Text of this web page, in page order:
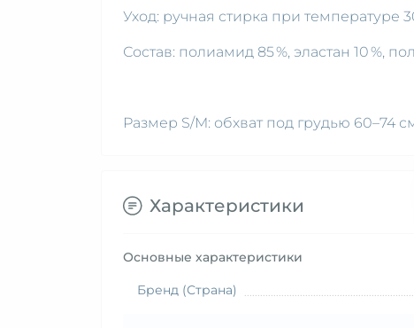
Уход: ручная стирка при температуре
Состав: полиамид 85 %, эластан 10 %,
Размер S/M: обхват под грудью 60–74
Характеристики
Основные характеристики
Бренд (Страна)